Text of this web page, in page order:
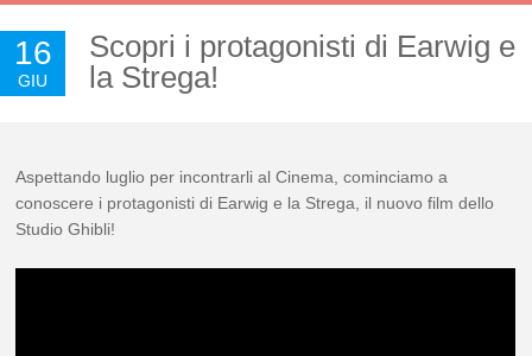
16
GIU
Scopri i protagonisti di Earwig e
la Strega!
Aspettando luglio per incontrarli al Cinema, cominciamo a
conoscere i protagonisti di Earwig e la Strega, il nuovo film dello
Studio Ghibli!